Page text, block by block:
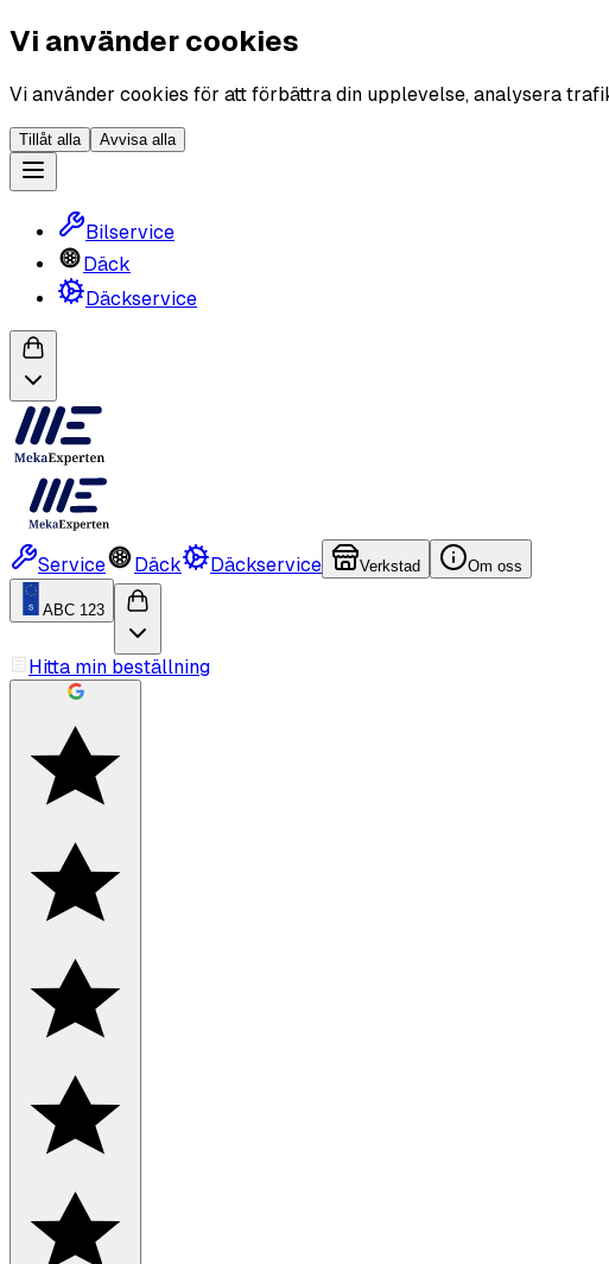
Vi använder cookies
Vi använder cookies för att förbättra din upplevelse, analysera
Tillåt alla Avvisa alla
Bilservice
Däck
Däckservice
Service Däck Däckservice Verkstad Om oss
ABC 123
Hitta min beställning